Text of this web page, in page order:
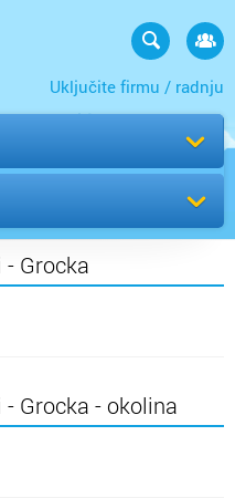
Uključite firmu / radnju
Grocka
Grocka - okolina